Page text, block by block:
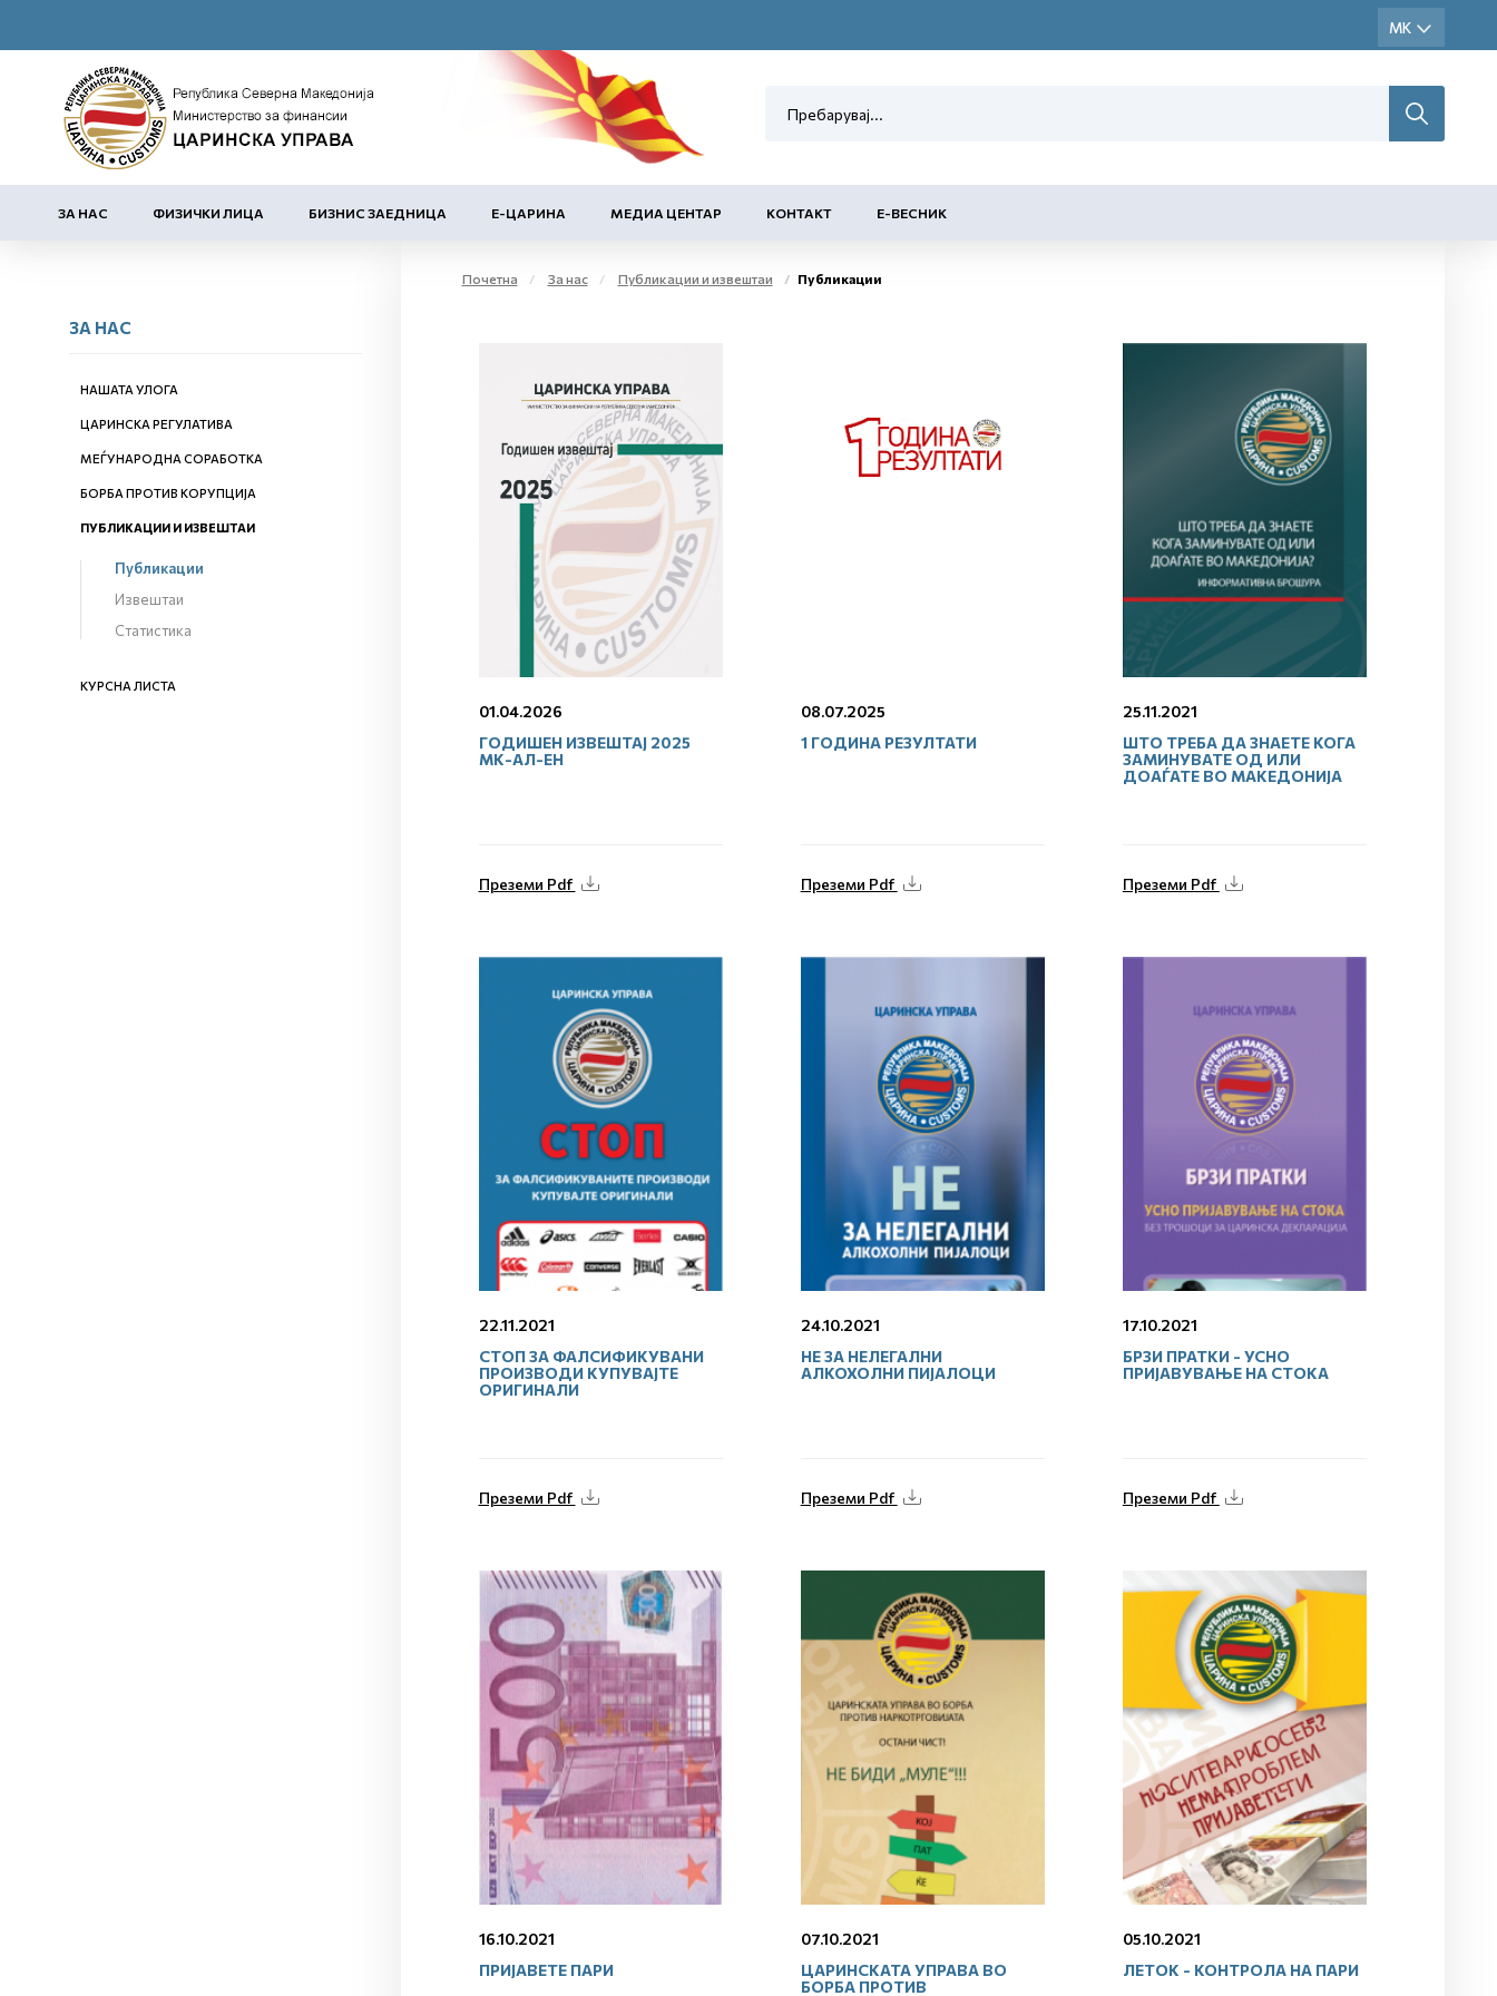
ЗА НАС ФИЗИЧКИ ЛИЦА БИЗНИС ЗАЕДНИЦА Е-ЦАРИНА МЕДИА ЦЕНТАР КОНТАКТ Е-ВЕСНИК
ЗА НАС
НАШАТА УЛОГА
ЦАРИНСКА РЕГУЛАТИВА
МЕЃУНАРОДНА СОРАБОТКА
БОРБА ПРОТИВ КОРУПЦИЈА
ПУБЛИКАЦИИ И ИЗВЕШТАИ
Публикации
Извештаи
Статистика
КУРСНА ЛИСТА
Почетна За нас Публикации и извештаи Публикации
01.04.2026
ГОДИШЕН ИЗВЕШТАЈ 2025
МК-АЛ-ЕН
Преземи Pdf
08.07.2025
1 ГОДИНА РЕЗУЛТАТИ
Преземи Pdf
25.11.2021
ШТО ТРЕБА ДА ЗНАЕТЕ КОГА
ЗАМИНУВАТЕ ОД ИЛИ
ДОАЃАТЕ ВО МАКЕДОНИЈА
Преземи Pdf
22.11.2021
СТОП ЗА ФАЛСИФИКУВАНИ
ПРОИЗВОДИ КУПУВАЈТЕ
ОРИГИНАЛИ
Преземи Pdf
24.10.2021
НЕ ЗА НЕЛЕГАЛНИ
АЛКОХОЛНИ ПИЈАЛОЦИ
Преземи Pdf
17.10.2021
БРЗИ ПРАТКИ - УСНО
ПРИЈАВУВАЊЕ НА СТОКА
Преземи Pdf
16.10.2021
ПРИЈАВЕТЕ ПАРИ
07.10.2021
ЦАРИНСКАТА УПРАВА ВО
БОРБА ПРОТИВ
05.10.2021
ЛЕТОК - КОНТРОЛА НА ПАРИ